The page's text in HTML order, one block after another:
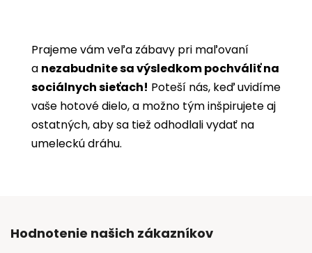
Prajeme vám veľa zábavy pri maľovaní
a nezabudnite sa výsledkom pochváliť na
sociálnych sieťach! Poteší nás, keď uvidíme
vaše hotové dielo, a možno tým inšpirujete aj
ostatných, aby sa tiež odhodlali vydať na
umeleckú dráhu.
Hodnotenie našich zákazníkov